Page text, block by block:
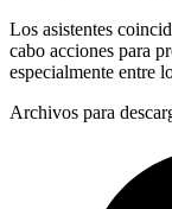
Los asistentes
cabo acciones para
especialmente entre
Archivos para